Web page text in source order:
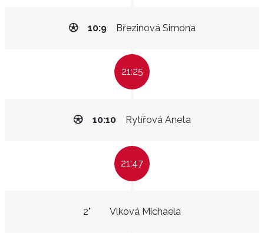
Březinová Simona
10:9
21:25
Rytířová Aneta
10:10
21:47
Vlková Michaela
2"